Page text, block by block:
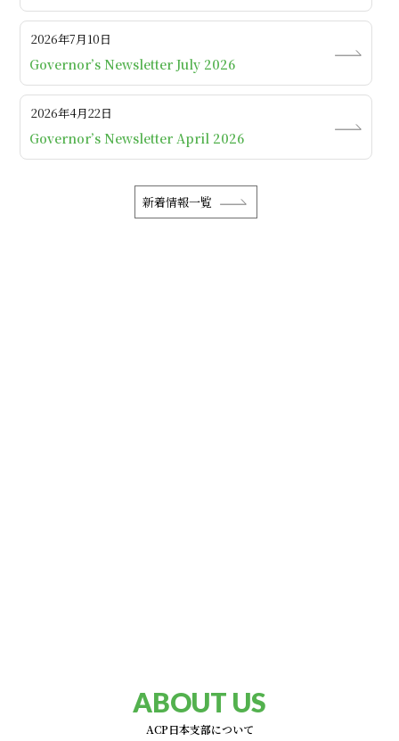
2026年7月10日
Governor’s Newsletter July 2026
2026年4月22日
Governor’s Newsletter April 2026
新着情報一覧
ABOUT US
ACP日本支部について